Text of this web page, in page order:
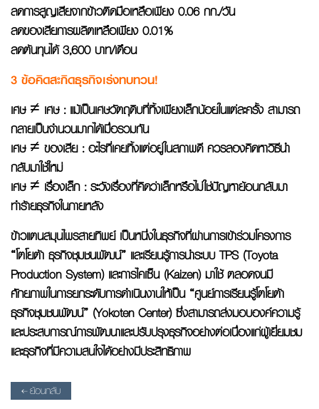
ลดการสูญเสียจากข้าวติดมือเหลือเพียง 0.06 กก./วัน
ลดของเสียการผลิตเหลือเพียง 0.01%
ลดต้นทุนได้ 3,600 บาท/เดือน
3 ข้อคิดสะกิดธุรกิจเร่งทบทวน!
เศษ ≠ เศษ : แม้เป็นเศษวัตถุดิบที่ทิ้งเพียงเล็กน้อยในแต่ละครั้ง สามารถ
กลายเป็นจำนวนมากได้เมื่อรวมกัน
เศษ ≠ ของเสีย : อะไรที่เคยทิ้งแต่อยู่ในสภาพดี ควรลองคิดหาวิธีนำ
กลับมาใช้ใหม่
เศษ ≠ เรื่องเล็ก : ระวังเรื่องที่คิดว่าเล็กหรือไม่ใช่ปัญหาย้อนกลับมา
ทำร้ายธุรกิจในภายหลัง
ข้าวแตนสมุนไพรสายทิพย์ เป็นหนึ่งในธุรกิจที่ผ่านการเข้าร่วมโครงการ
“โตโยต้า ธุรกิจชุมชนพัฒน์” และเรียนรู้การนำระบบ TPS (Toyota
Production System) และการไคเซ็น (Kaizen) มาใช้ ตลอดจนมี
ศักยภาพในการยกระดับการดำเนินงานให้เป็น “ศูนย์การเรียนรู้โตโยต้า
ธุรกิจชุมชนพัฒน์” (Yokoten Center) ซึ่งสามารถส่งมอบองค์ความรู้
และประสบการณ์การพัฒนาและปรับปรุงธุรกิจอย่างต่อเนื่องแก่ผู้เยี่ยมชม
และธุรกิจที่มีความสนใจได้อย่างมีประสิทธิภาพ
ย้อนกลับ